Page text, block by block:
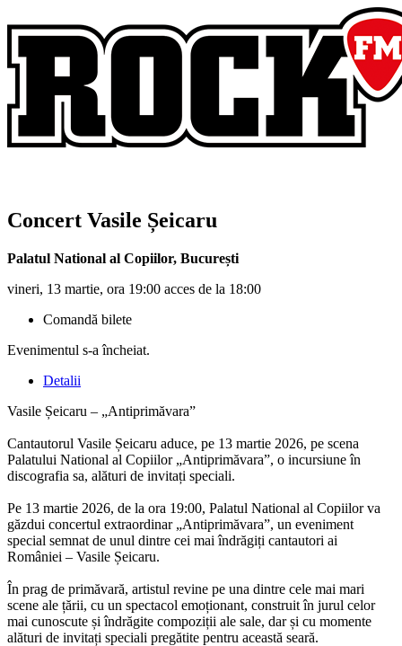
Concert Vasile Șeicaru
Palatul National al Copiilor, București
vineri, 13 martie, ora 19:00 acces de la 18:00
Comandă bilete
Evenimentul s-a încheiat.
Detalii
Vasile Șeicaru – „Antiprimăvara”
Cantautorul Vasile Șeicaru aduce, pe 13 martie 2026, pe scena
Palatului National al Copiilor „Antiprimăvara”, o incursiune în
discografia sa, alături de invitați speciali.
Pe 13 martie 2026, de la ora 19:00, Palatul National al Copiilor va
găzdui concertul extraordinar „Antiprimăvara”, un eveniment
special semnat de unul dintre cei mai îndrăgiți cantautori ai
României – Vasile Șeicaru.
În prag de primăvară, artistul revine pe una dintre cele mai mari
scene ale țării, cu un spectacol emoționant, construit în jurul celor
mai cunoscute și îndrăgite compoziții ale sale, dar și cu momente
alături de invitați speciali pregătite pentru această seară.